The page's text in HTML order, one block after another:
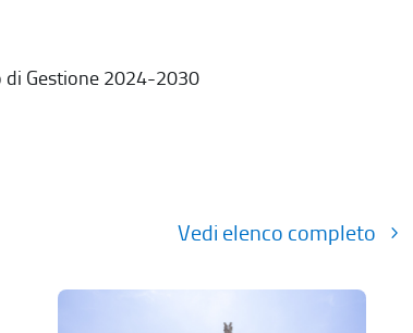
di Gestione 2024-2030
Vedi elenco completo